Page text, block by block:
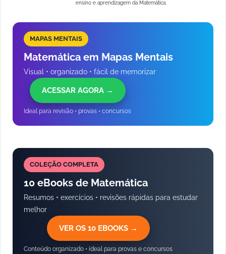
ensino e aprendizagem da Matemática.
MAPAS MENTAIS
Matemática em Mapas Mentais
Visual • organizado • fácil de memorizar
ACESSAR AGORA →
Ideal para revisão • provas • concursos
COLEÇÃO COMPLETA
10 eBooks de Matemática
Resumos • exercícios • revisões rápidas para estudar
melhor
VER OS 10 EBOOKS →
Conteúdo organizado • ideal para provas e concursos